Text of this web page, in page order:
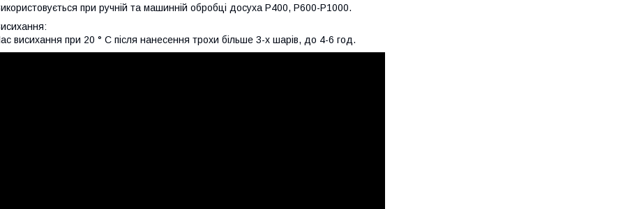
при ручній та машинній обробці досуха P400, P600-P1000.
висихання при 20 ° С після нанесення трохи більше 3-х шарів, до 4-6 год.